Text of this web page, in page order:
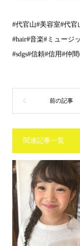
#代官山#美容室#代
#hair#音楽#ミュージ
#sdgs#信頼#信用#仲
関連記事一覧